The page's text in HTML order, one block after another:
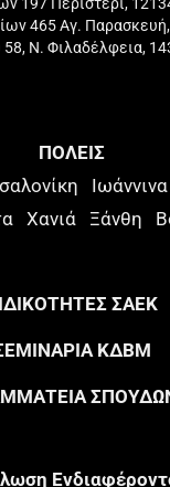
465 Αγ.
58, Ν. Φιλαδέλφεια,
ΠΟΛΕΙΣ
Ιωάννινα
Χανιά Ξάνθη
ΣΑΕΚ
ΚΔΒΜ